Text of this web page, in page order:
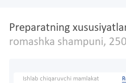
Preparatning
romashka shampuni,
Ishlab chiqaruvchi mamlakat